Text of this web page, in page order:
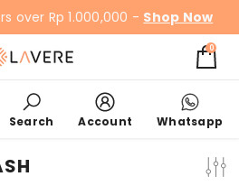
over Rp 1.000,000 - Shop Now
00
items
Search Account Whatsapp